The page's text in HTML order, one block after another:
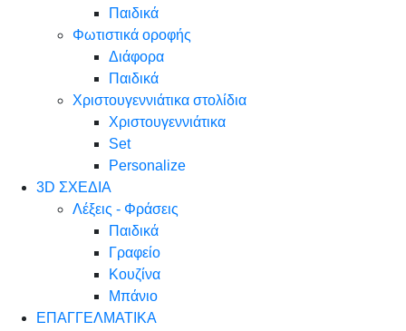
Παιδικά
Φωτιστικά οροφής
Διάφορα
Παιδικά
Χριστουγεννιάτικα στολίδια
Χριστουγεννιάτικα
Set
Personalize
3D ΣΧΕΔΙΑ
Λέξεις - Φράσεις
Παιδικά
Γραφείο
Κουζίνα
Μπάνιο
ΕΠΑΓΓΕΛΜΑΤΙΚΑ